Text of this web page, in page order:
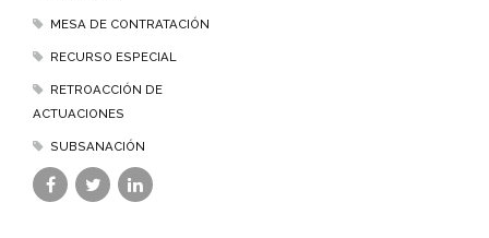
MESA DE CONTRATACIÓN
RECURSO ESPECIAL
RETROACCIÓN DE
ACTUACIONES
SUBSANACIÓN